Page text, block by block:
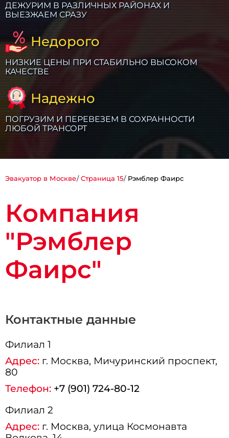
ДЕЖУРИМ В РАЗЛИЧНЫХ РАЙОНАХ И
ВЫЕЗЖАЕМ СРАЗУ
Недорого
НИЗКИЕ ЦЕНЫ ПРИ СТАБИЛЬНО ВЫСОКОМ
КАЧЕСТВЕ
Надежно
ПОГРУЗИМ И ПЕРЕВЕЗЕМ В СОХРАННОСТИ
ЛЮБОЙ ТРАНСОРТ
Эвакуатор в Москве Страница 15 Рэмблер Фаирс
Компания
"Рэмблер
Фаирс"
Контактные данные
Филиал 1
Адрес: г. Москва, Мичуринский проспект,
80
Телефон: +7 (901) 724-80-12
Филиал 2
Адрес: г. Москва, улица Космонавта